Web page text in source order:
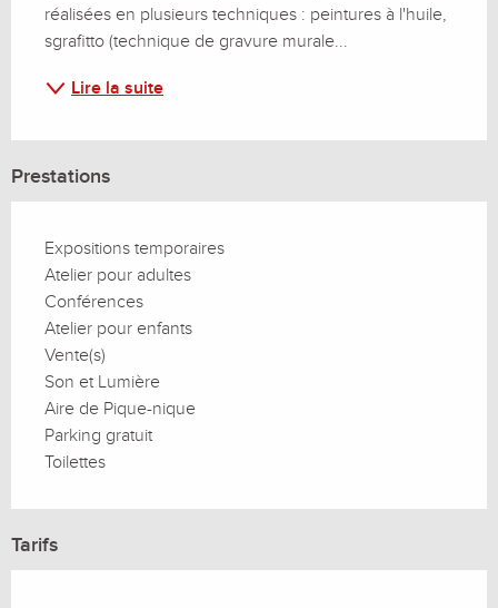
réalisées en plusieurs techniques : peintures à l'huile,
sgrafitto (technique de gravure murale...
Lire la suite
Prestations
Expositions temporaires
Atelier pour adultes
Conférences
Atelier pour enfants
Vente(s)
Son et Lumière
Aire de Pique-nique
Parking gratuit
Toilettes
Tarifs